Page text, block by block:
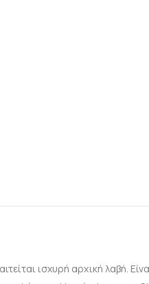
ισχυρή αρχική λαβή.